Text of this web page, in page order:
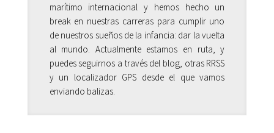
marítimo internacional y hemos hecho un
break en nuestras carreras para cumplir uno
de nuestros sueños de la infancia: dar la vuelta
al mundo. Actualmente estamos en ruta, y
puedes seguirnos a través del blog, otras RRSS
y un localizador GPS desde el que vamos
enviando balizas.